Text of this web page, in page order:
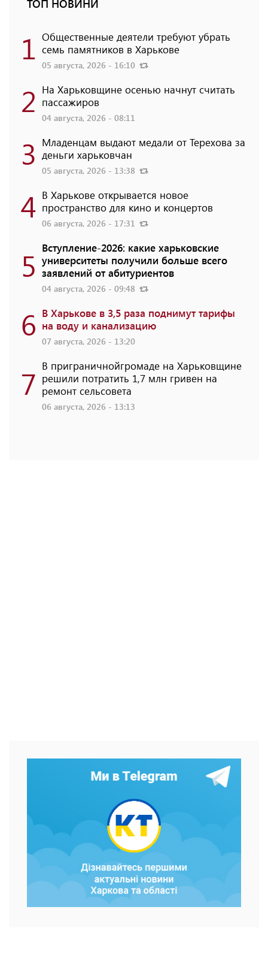
ТОП НОВИНИ
1 Общественные деятели требуют убрать
семь памятников в Харькове
05 августа, 2026 - 16:10
2 На Харьковщине осенью начнут считать
пассажиров
04 августа, 2026 - 08:11
3 Младенцам выдают медали от Терехова за
деньги харьковчан
05 августа, 2026 - 13:38
4 В Харькове открывается новое
пространство для кино и концертов
06 августа, 2026 - 17:31
5 Вступление-2026: какие харьковские
университеты получили больше всего
заявлений от абитуриентов
04 августа, 2026 - 09:48
6 В Харькове в 3,5 раза поднимут тарифы
на воду и канализацию
07 августа, 2026 - 13:20
7 В приграничнойгромаде на Харьковщине
решили потратить 1,7 млн ​​гривен на
ремонт сельсовета
06 августа, 2026 - 13:13